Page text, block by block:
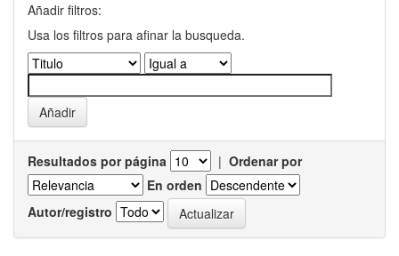
Añadir filtros:
Usa los filtros para afinar la busqueda.
Resultados por página | Ordenar por
En orden
Autor/registro